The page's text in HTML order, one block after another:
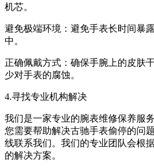
机芯。
避免极端环境：避免手表长时间暴
中。
正确佩戴方式：确保手腕上的皮肤
少对手表的腐蚀。
4.寻找专业机构解决
我们是一家专业的腕表维修保养
您需要帮助解决古驰手表偷停的问
线联系我们。我们的专业团队会根
的解决方案。